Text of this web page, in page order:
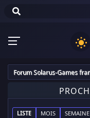
Forum Solarus-Games
LISTE MOIS SEMAINE